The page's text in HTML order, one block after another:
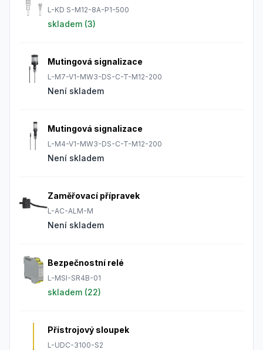
L-KD S-M12-8A-P1-500
skladem (3)
Mutingová signalizace
L-M7-V1-MW3-DS-C-T-M12-200
Není skladem
Mutingová signalizace
L-M4-V1-MW3-DS-C-T-M12-200
Není skladem
Zaměřovací přípravek
L-AC-ALM-M
Není skladem
Bezpečnostní relé
L-MSI-SR4B-01
skladem (22)
Přístrojový sloupek
L-UDC-3100-S2